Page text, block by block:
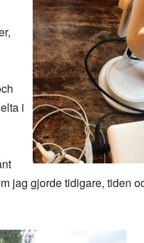
i
jag gjorde tidigare, tiden